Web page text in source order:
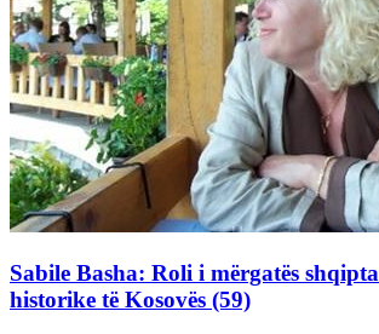
Sabile Basha: Roli i mërgatës
historike të Kosovës (59)